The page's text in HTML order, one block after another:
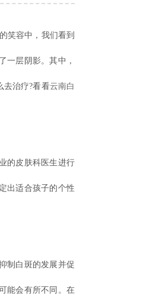
笑容中，我们看到
一层阴影。其中，
去治疗?看看云南白
的皮肤科医生进行
出适合孩子的个性
制白斑的发展并促
能会有所不同。在